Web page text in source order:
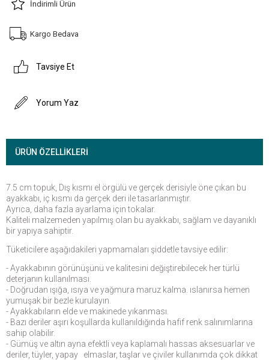
İndirimli Ürün
Kargo Bedava
Tavsiye Et
Yorum Yaz
ÜRÜN ÖZELLIKLERI
7.5 cm topuk, Dış kısmı el örgülü ve gerçek derisiyle öne çıkan bu
ayakkabı, iç kısmı da gerçek deri ile tasarlanmıştır.
Ayrıca, daha fazla ayarlama için tokalar.
Kaliteli malzemeden yapılmış olan bu ayakkabı, sağlam ve dayanıklı
bir yapıya sahiptir.
Tüketicilere aşağıdakileri yapmamaları şiddetle tavsiye edilir:
- Ayakkabının görünüşünü ve kalitesini değiştirebilecek her türlü
deterjanın kullanılması.
- Doğrudan ışığa, ısıya ve yağmura maruz kalma. ıslanırsa hemen
yumuşak bir bezle kurulayın.
- Ayakkabıların elde ve makinede yıkanması.
- Bazı deriler aşırı koşullarda kullanıldığında hafif renk salınımlarına
sahip olabilir.
- Gümüş ve altın ayna efektli veya kaplamalı hassas aksesuarlar ve
deriler, tüyler, yapay elmaslar, taşlar ve çiviler kullanımda çok dikkat